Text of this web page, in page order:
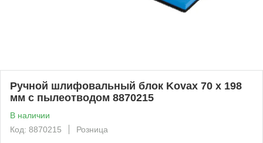
Ручной шлифовальный блок Kovax 70 х 198
мм c пылеотводом 8870215
В наличии
Код: 8870215
Розница